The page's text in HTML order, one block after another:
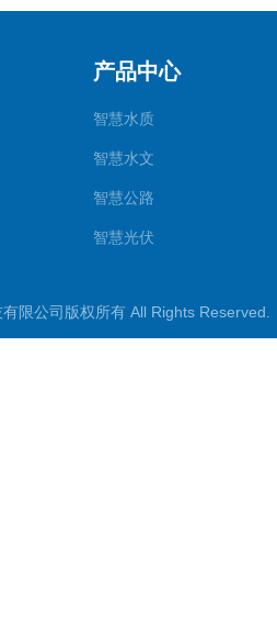
产品中心
智慧水质
智慧水文
智慧公路
智慧光伏
智慧农业
有限公司版权所有 All Rights